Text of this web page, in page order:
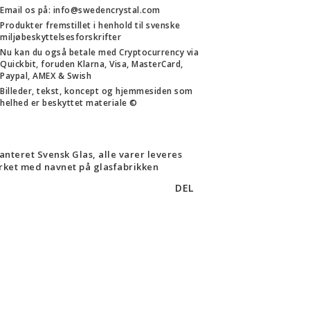
Email os på: info@swedencrystal.com
Produkter fremstillet i henhold til svenske
miljøbeskyttelsesforskrifter
Nu kan du også betale med Cryptocurrency via
Quickbit, foruden Klarna, Visa, MasterCard,
Paypal, AMEX & Swish
Billeder, tekst, koncept og hjemmesiden som
helhed er beskyttet materiale ©
Svensk Glas, alle varer leveres
med navnet på glasfabrikken
DEL